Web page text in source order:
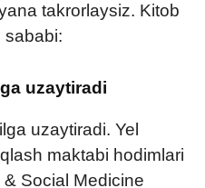
takrorlaysiz. Kitob
sababi:
uzaytiradi
uzaytiradi. Yel
maktabi hodimlari
& Social Medicine